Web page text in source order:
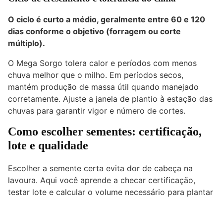
O ciclo é curto a médio, geralmente entre 60 e 120
dias conforme o objetivo (forragem ou corte
múltiplo).
O Mega Sorgo tolera calor e períodos com menos
chuva melhor que o milho. Em períodos secos,
mantém produção de massa útil quando manejado
corretamente. Ajuste a janela de plantio à estação das
chuvas para garantir vigor e número de cortes.
Como escolher sementes: certificação,
lote e qualidade
Escolher a semente certa evita dor de cabeça na
lavoura. Aqui você aprende a checar certificação,
testar lote e calcular o volume necessário para plantar